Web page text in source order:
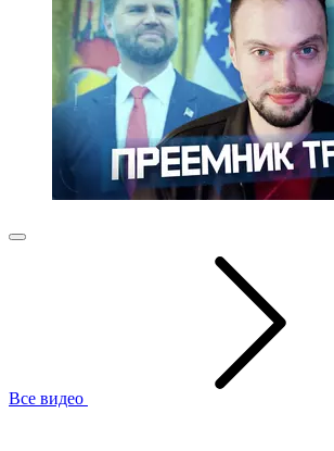
Все видео